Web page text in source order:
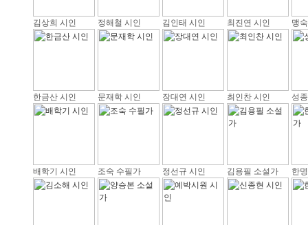
김상희 시인 정해철 시인 김인태 시인 최진연 시인 맹
한금산 시인 문재학 시인 장대연 시인 최인찬 시인 성
배학기 시인 조숙 수필가 정선규 시인 김용필 소설가 한